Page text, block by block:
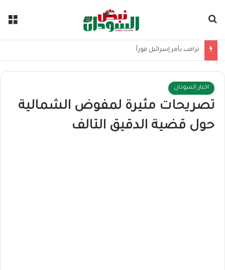
ترامب يأمر إسرائيل فوراً
اخبار السودان
تصريحات مثيرة لمفوض الشمالية
حول ​قضية الدقيق التالف